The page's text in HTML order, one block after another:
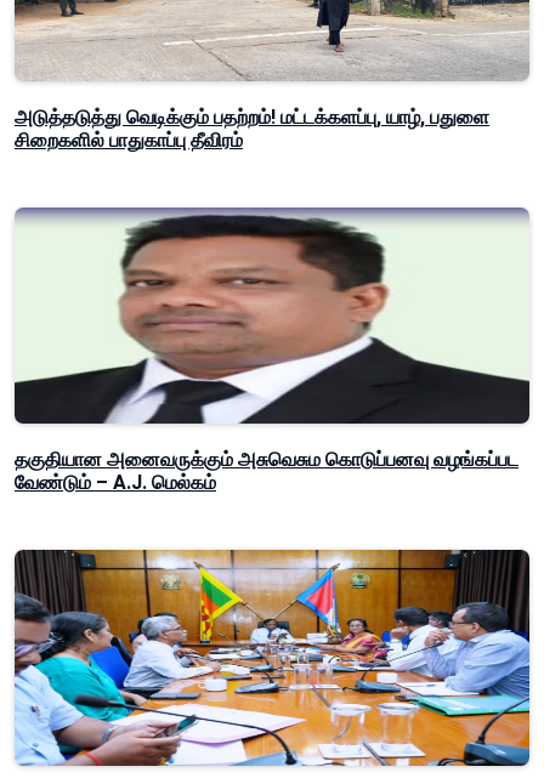
அடுத்தடுத்து வெடிக்கும் பதற்றம்! மட்டக்களப்பு, யாழ், பதுளை
சிறைகளில் பாதுகாப்பு தீவிரம்
தகுதியான அனைவருக்கும் அசுவெசும கொடுப்பனவு வழங்கப்பட
வேண்டும் – A.J. மெல்கம்